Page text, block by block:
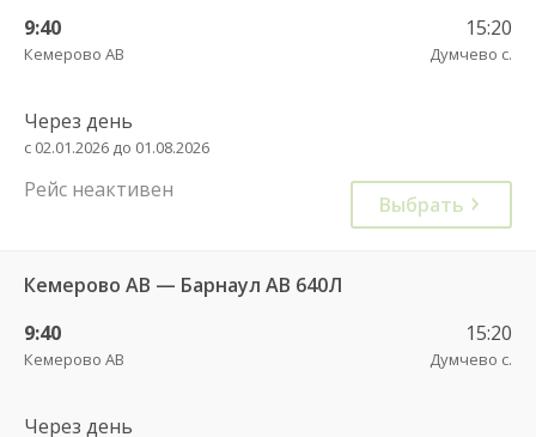
9:40
Кемерово АВ
15:20
Думчево с.
Через день
с 02.01.2026 до 01.08.2026
Рейс неактивен
Выбрать
Кемерово АВ — Барнаул АВ 640Л
9:40
Кемерово АВ
15:20
Думчево с.
Через день